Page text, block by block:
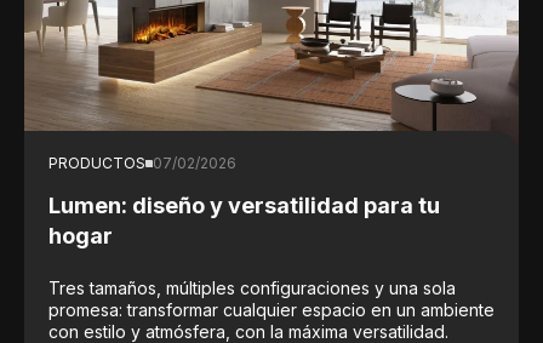
PRODUCTOS 07/02/2026
Lumen: diseño y versatilidad para tu
hogar
Tres tamaños, múltiples configuraciones y una sola
promesa: transformar cualquier espacio en un ambiente
con estilo y atmósfera, con la máxima versatilidad.